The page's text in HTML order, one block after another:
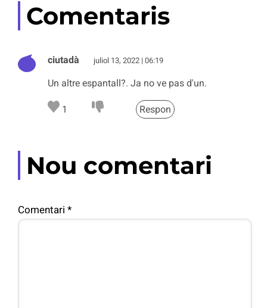
Comentaris
ciutadà juliol 13, 2022 | 06:19
Un altre espantall?. Ja no ve pas d'un.
1 Respon
Nou comentari
Comentari *